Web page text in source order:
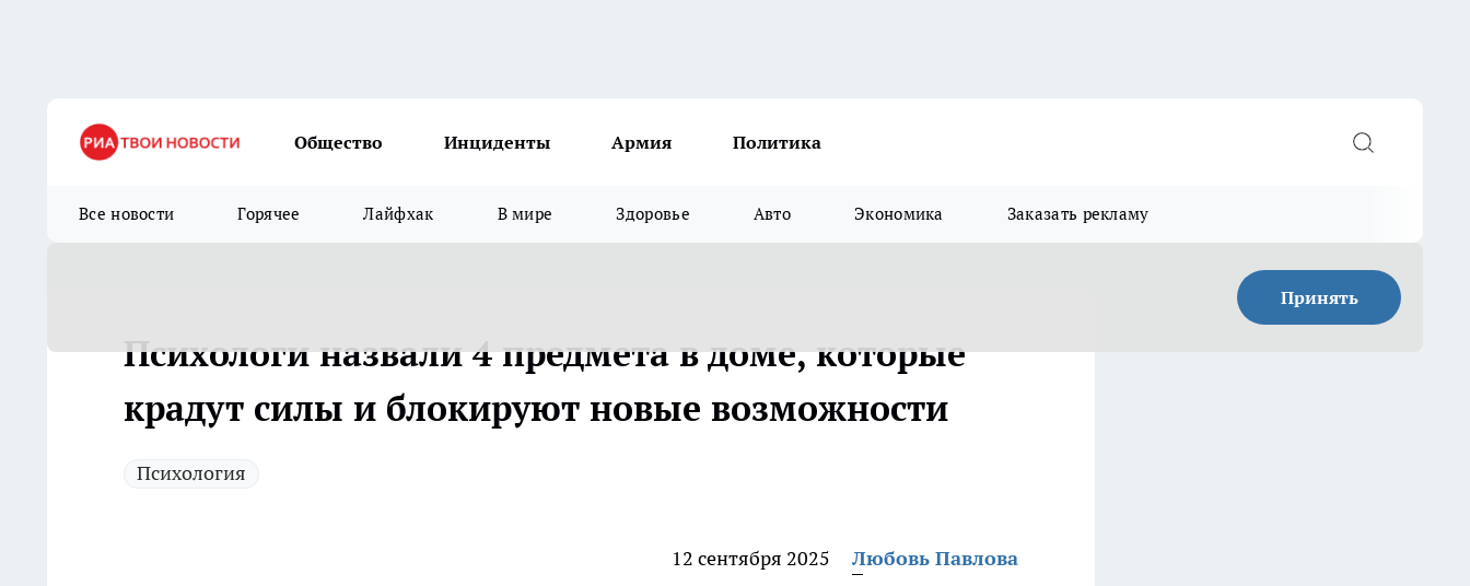
Общество Инциденты Армия Политика
Все новости Горячее Лайфхак В мире Здоровье Авто Экономика Заказать рекламу
Принять
Психологи назвали 4 предмета в доме, которые
крадут силы и блокируют новые возможности
Психология
12 сентября 2025
Любовь Павлова